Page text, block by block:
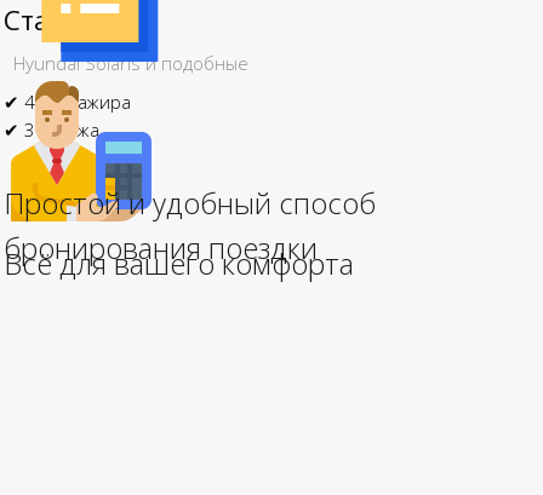
Стандарт
Hyundai Solaris и подобные
✔ 4 пассажира
✔ 3 багажа
Всё для вашего комфорта
Простой и удобный способ
бронирования поездки